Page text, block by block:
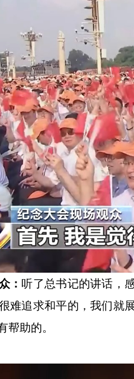
： 听了总书记的讲话，
难追求和平的，我们就
帮助的。